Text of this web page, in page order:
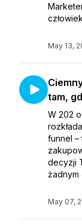
May 13,
tam,
W 202
funnel –
decyzji
żadnym
May 07,